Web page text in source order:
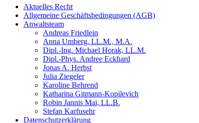
Aktuelles Recht
Allgemeine Geschäftsbedingungen (AGB)
Anwaltsteam
Andreas Friedlein
Anna Umberg, LL.M., M.A.
Dipl.-Ing. Michael Horak, LL.M.
Dipl.-Phys. Andree Eckhard
Jonas A. Herbst
Julia Ziegeler
Karoline Behrend
Katharina Gitmann-Kopilevich
Robin Jannis Mai, LL.B.
Stefan Karfusehr
Datenschutzerklärung